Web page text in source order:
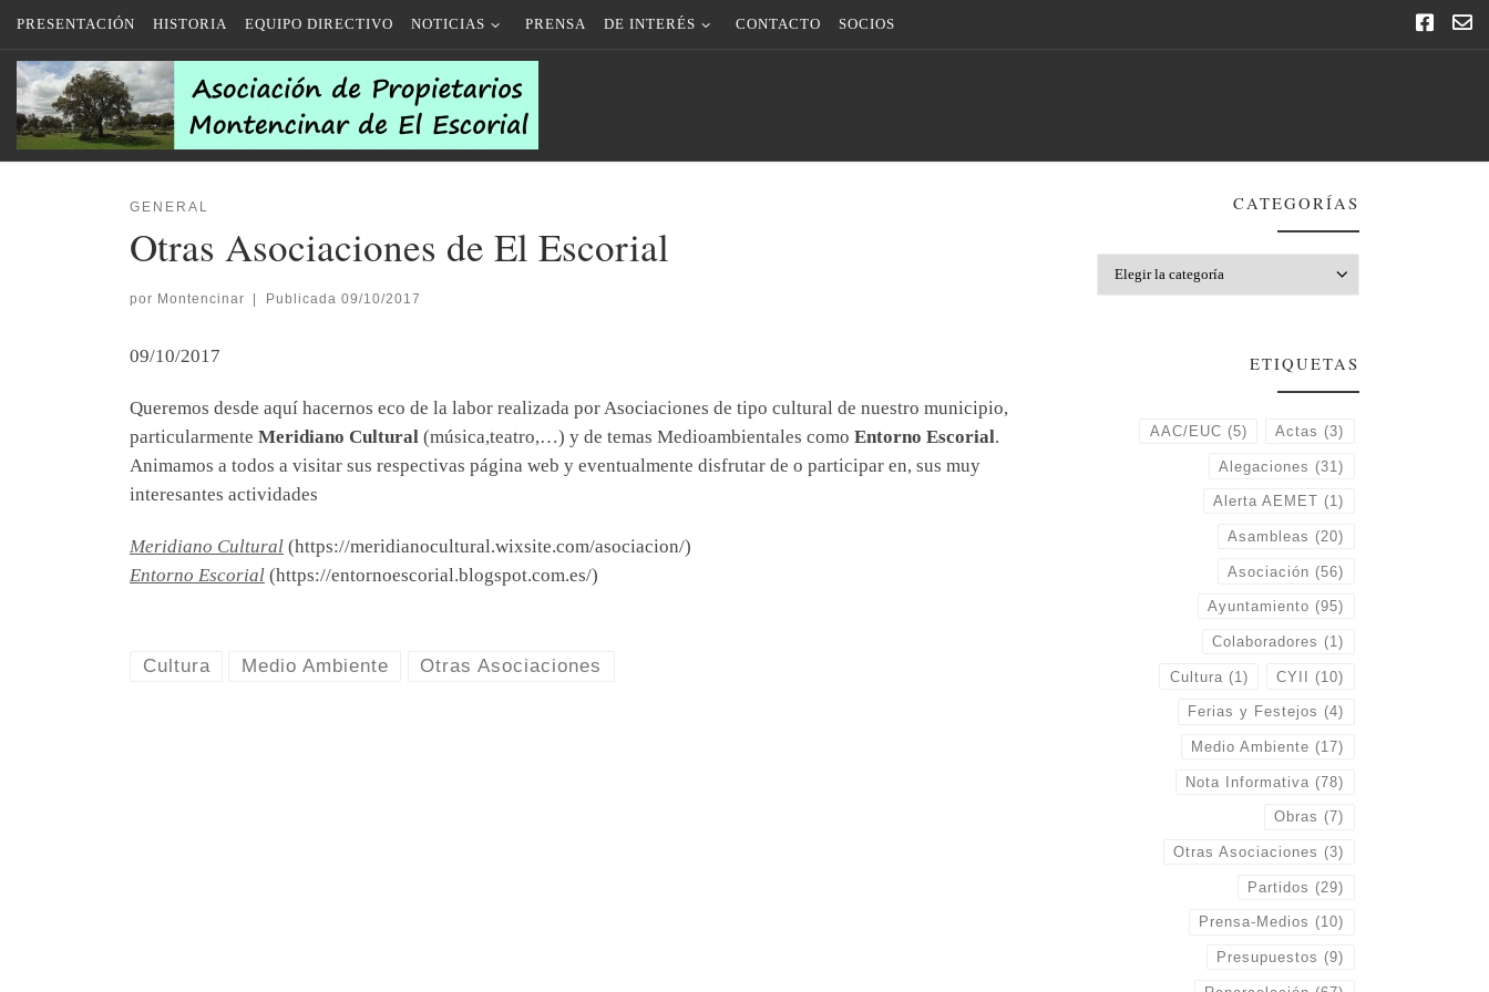
Saltar al contenido
PRESENTACIÓN HISTORIA EQUIPO DIRECTIVO NOTICIAS PRENSA DE INTERÉS CONTACTO SOCIOS
GENERAL
Otras Asociaciones de El Escorial
por Montencinar Publicada 09/10/2017
09/10/2017
Queremos desde aquí hacernos eco de la labor realizada por Asociaciones de tipo cultural de nuestro municipio,
particularmente Meridiano Cultural (música,teatro,…) y de temas Medioambientales como Entorno Escorial.
Animamos a todos a visitar sus respectivas página web y eventualmente disfrutar de o participar en, sus muy
interesantes actividades
Meridiano Cultural (https://meridianocultural.wixsite.com/asociacion/)
Entorno Escorial (https://entornoescorial.blogspot.com.es/)
Cultura Medio Ambiente Otras Asociaciones
CATEGORÍAS
ETIQUETAS
AAC/EUC (5) Actas (3)
Alegaciones (31)
Alerta AEMET (1)
Asambleas (20)
Asociación (56)
Ayuntamiento (95)
Colaboradores (1)
Cultura (1) CYII (10)
Ferias y Festejos (4)
Medio Ambiente (17)
Nota Informativa (78)
Obras (7)
Otras Asociaciones (3)
Partidos (29)
Prensa-Medios (10)
Presupuestos (9)